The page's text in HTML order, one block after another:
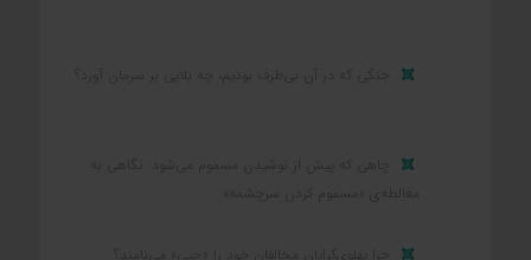
جنگی که در آن بی‌طرف بودیم، چه بلایی بر سرمان آورد؟
چاهی که پیش از نوشیدن مسموم می‌شود: نگاهی به
مغالطه‌ی «مسموم کردن سرچشمه»